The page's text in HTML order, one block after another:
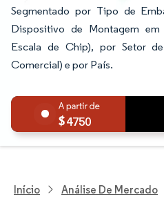
Segmentado por Tipo de
Dispositivo de Montagem em
Escala de Chip), por Setor
Comercial) e por País.
4750
Início Análise De Mercado